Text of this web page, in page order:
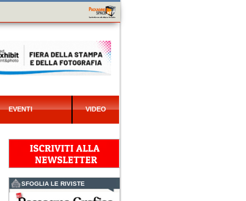
EVENTI VIDEO
SFOGLIA LE RIVISTE